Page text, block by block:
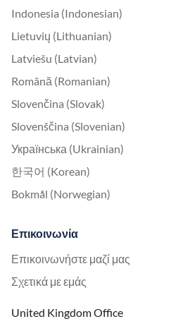
Indonesia (Indonesian)
Lietuvių (Lithuanian)
Latviešu (Latvian)
Română (Romanian)
Slovenčina (Slovak)
Slovenščina (Slovenian)
Українська (Ukrainian)
한국어 (Korean)
Bokmål (Norwegian)
Επικοινωνία
Επικοινωνήστε μαζί μας
Σχετικά με εμάς
United Kingdom Office